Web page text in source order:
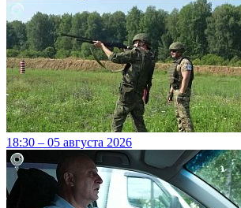
18:30 – 05 августа 2026